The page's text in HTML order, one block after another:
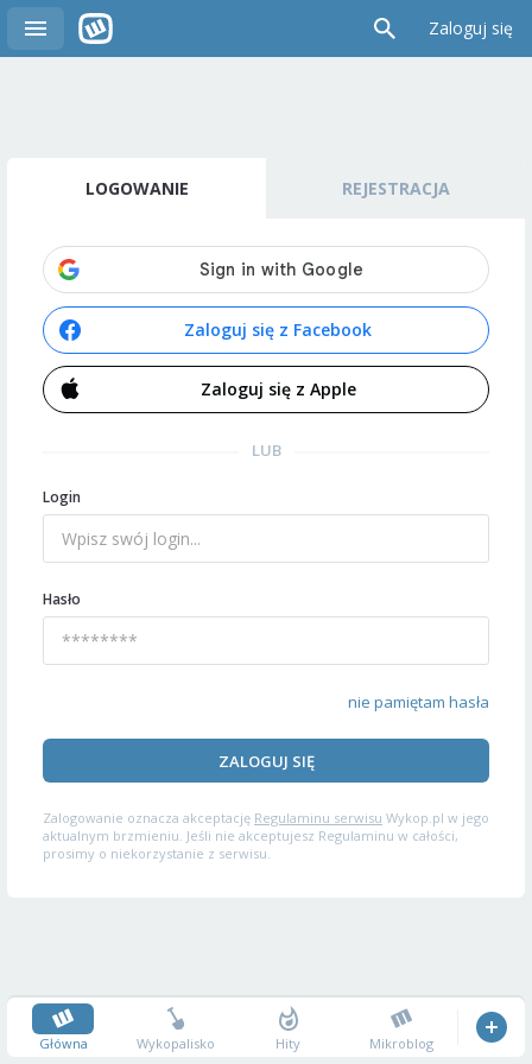
Zaloguj się
LOGOWANIE REJESTRACJA
Zaloguj się z Facebook
Zaloguj się z Apple
LUB
Login
Hasło
nie pamiętam hasła
ZALOGUJ SIĘ
Zalogowanie oznacza akceptację Regulaminu serwisu Wykop.pl w jego
aktualnym brzmieniu. Jeśli nie akceptujesz Regulaminu w całości,
prosimy o niekorzystanie z serwisu.
Główna Wykopalisko Hity Mikroblog